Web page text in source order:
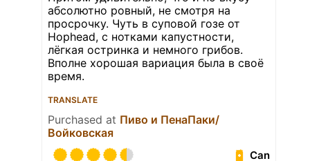
абсолютно ровный, не смотря на
просрочку. Чуть в суповой гозе от
Hophead, с нотками капустности,
лёгкая остринка и немного грибов.
Вполне хорошая вариация была в своё
время.
TRANSLATE
Purchased at Пиво и ПенаПаки/
Войковская
Can